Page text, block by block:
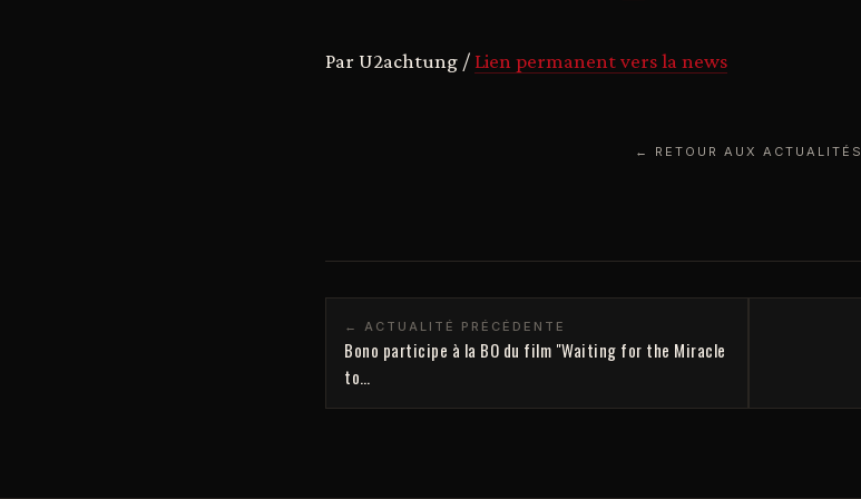
Par U2achtung / Lien permanent vers la news
← RETOUR AUX ACTUALITÉS
← ACTUALITÉ PRÉCÉDENTE
Bono participe à la BO du film "Waiting for the Miracle
to…